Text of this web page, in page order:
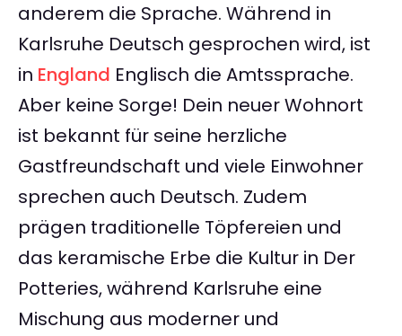
anderem die Sprache. Während in
Karlsruhe Deutsch gesprochen wird, ist
in England Englisch die Amtssprache.
Aber keine Sorge! Dein neuer Wohnort
ist bekannt für seine herzliche
Gastfreundschaft und viele Einwohner
sprechen auch Deutsch. Zudem
prägen traditionelle Töpfereien und
das keramische Erbe die Kultur in Der
Potteries, während Karlsruhe eine
Mischung aus moderner und